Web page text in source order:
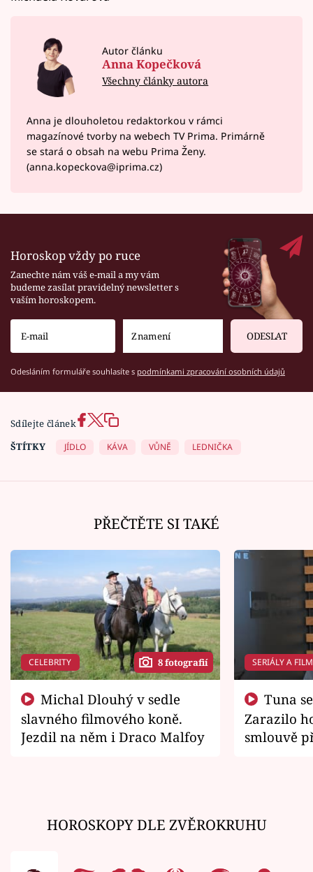
Autor článku
Anna Kopečková
Všechny články autora
Anna je dlouholetou redaktorkou v rámci
magazínové tvorby na webech TV Prima. Primárně
se stará o obsah na webu Prima Ženy.
(anna.kopeckova@iprima.cz)
Horoskop vždy po ruce
Zanechte nám váš e-mail a my vám
budeme zasílat pravidelný newsletter s
vaším horoskopem.
ODESLAT
Odesláním formuláře souhlasíte s podmínkami zpracování osobních údajů
Sdílejte článek
ŠTÍTKY
JÍDLO KÁVA VŮNĚ LEDNIČKA
PŘEČTĚTE SI TAKÉ
CELEBRITY 8 fotografií
slavného filmového koně.
Jezdil na něm i Draco Malfoy
SERIÁLY A
Zarazilo
smlouvě
HOROSKOPY DLE ZVĚROKRUHU